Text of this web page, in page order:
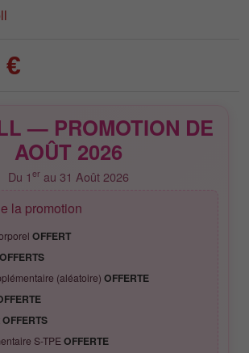
€
— PROMOTION DE
AOÛT 2026
Du 1 erau 31 Août 2026
la promotion
OFFERT
OFFERTS
(aléatoire) OFFERTE
OFFERTS
S-TPE OFFERTE